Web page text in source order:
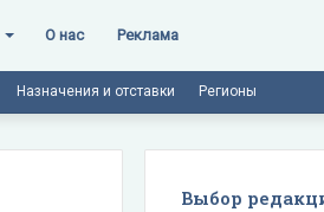
О нас Реклама
Назначения и отставки Регионы
Выбор